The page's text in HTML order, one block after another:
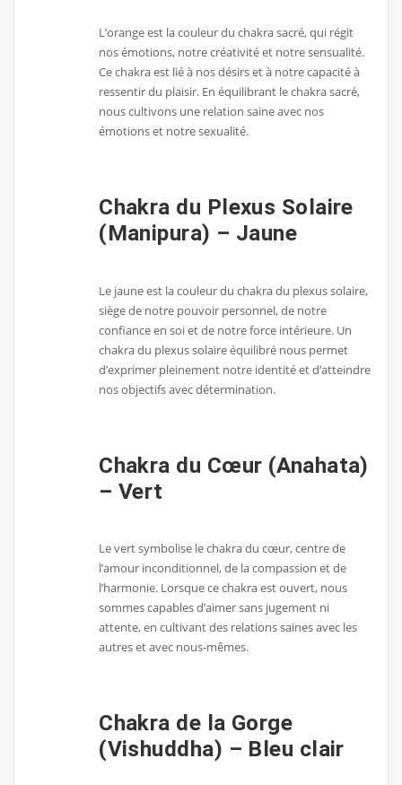
L’orange est la couleur du chakra sacré, qui régit
nos émotions, notre créativité et notre sensualité.
Ce chakra est lié à nos désirs et à notre capacité à
ressentir du plaisir. En équilibrant le chakra sacré,
nous cultivons une relation saine avec nos
émotions et notre sexualité.
Chakra du Plexus Solaire
(Manipura) – Jaune
Le jaune est la couleur du chakra du plexus solaire,
siège de notre pouvoir personnel, de notre
confiance en soi et de notre force intérieure. Un
chakra du plexus solaire équilibré nous permet
d’exprimer pleinement notre identité et d’atteindre
nos objectifs avec détermination.
Chakra du Cœur (Anahata)
– Vert
Le vert symbolise le chakra du cœur, centre de
l’amour inconditionnel, de la compassion et de
l’harmonie. Lorsque ce chakra est ouvert, nous
sommes capables d’aimer sans jugement ni
attente, en cultivant des relations saines avec les
autres et avec nous-mêmes.
Chakra de la Gorge
(Vishuddha) – Bleu clair